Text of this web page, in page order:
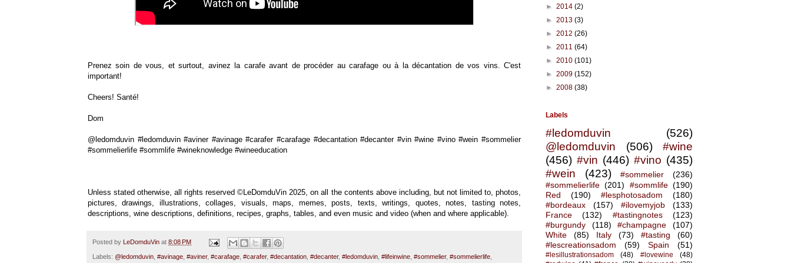
Prenez soin de vous, et surtout, avinez la carafe avant de procéder au carafage ou à la décantation de vos vins. C'est
important!
Cheers! Santé!
Dom
@ledomduvin #ledomduvin #aviner #avinage #carafer #carafage #decantation #decanter #vin #wine #vino #wein #sommelier
#sommelierlife #sommlife #wineknowledge #wineeducation
Unless stated otherwise, all rights reserved ©LeDomduVin 2025, on all the contents above including, but not limited to, photos,
pictures, drawings, illustrations, collages, visuals, maps, memes, posts, texts, writings, quotes, notes, tasting notes,
descriptions, wine descriptions, definitions, recipes, graphs, tables, and even music and video (when and where applicable).
Posted by LeDomduVin at 8:08 PM
Labels: @ledomduvin #avinage #aviner, #carafage #carafer, #decantation #decanter, #ledomduvin #lifeinwine #sommelier, #sommelierlife
► 2014 (2)
► 2013 (3)
► 2012 (26)
► 2011 (64)
► 2010 (101)
► 2009 (152)
► 2008 (38)
Labels
#ledomduvin
(526)
@ledomduvin
(506)
#wine
(456) #vin (446) #vino (435)
#wein
(423) #sommelier
(236)
#sommelierlife (201) #sommlife (190)
Red
(190) #lesphotosadom
(180)
#bordeaux
(157) #ilovemyjob
(133)
France
(132) #tastingnotes
(123)
#burgundy
(118) #champagne
(107)
White
(85) Italy (73) #tasting
(60)
#lescreationsadom
(59) Spain (51)
#lesillustrationsadom (48) #lovewine
(48)